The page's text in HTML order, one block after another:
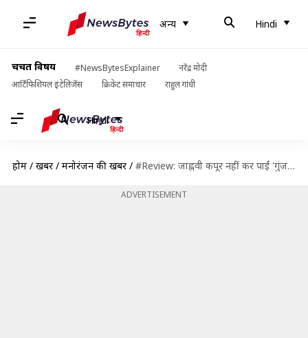
अन्य Hindi
चर्चित विषय #NewsBytesExplainer
नरेंद्र मोदी
आर्टिफिशियल इंटेलिजेंस
क्रिकेट समाचार राहुल गांधी
Hindi
होम / खबरें / मनोरंजन की खबरें / #Review: जाह्नवी कपूर नहीं कर पाईं 'गुंजन सक्सेना: द कारगिल गर्ल' के साथ इंसाफ
ADVERTISEMENT